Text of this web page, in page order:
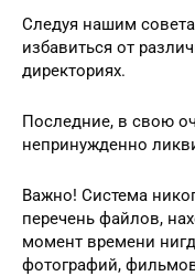
Следуя нашим
избавиться от
директориях.
Последние, в свою
непринужденно
Важно! Система
перечень файлов,
момент времени
фотографий,